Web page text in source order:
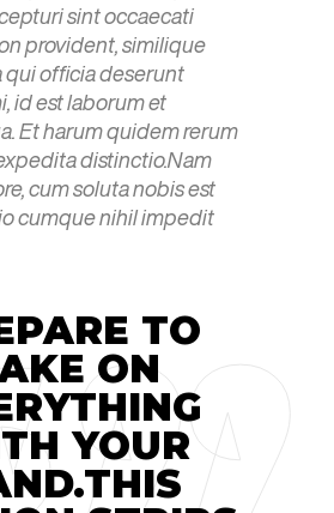
sint occaecati
provident, similique
qui officia deserunt
id est laborum et
Et harum quidem rerum
distinctio.Nam
cum soluta nobis est
cumque nihil impedit
TO
ON
YOUR